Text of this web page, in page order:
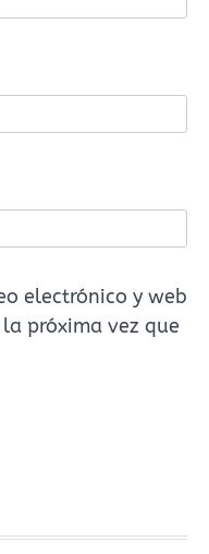
electrónico y web
próxima vez que